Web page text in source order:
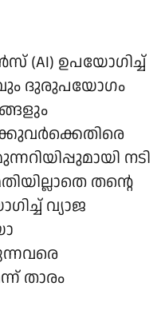
(AI) ഉപയോഗിച്ച്
ദുരുപയോഗം
നടി
തന്റെ
വ്യാജ
താരം